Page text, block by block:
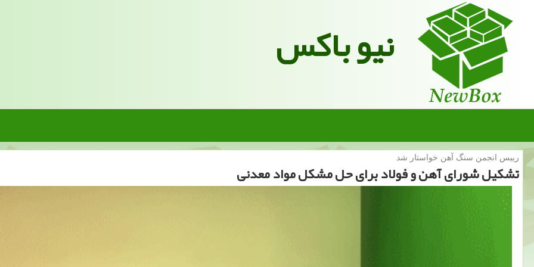
نیو باکس
رییس انجمن سنگ آهن خواستار شد
تشكیل شورای آهن و فولاد برای حل مشكل مواد معدنی